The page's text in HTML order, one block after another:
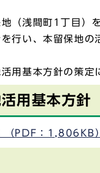
（浅間町1丁目）
行い、本留保地
用基本方針の策定
用基本方針
（PDF：1,806KB